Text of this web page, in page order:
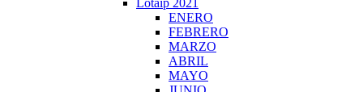
Lotaip 2021
ENERO
FEBRERO
MARZO
ABRIL
MAYO